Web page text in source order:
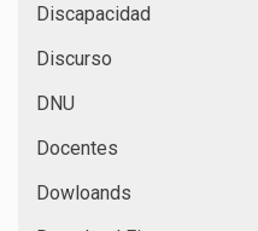
Discapacidad
Discurso
DNU
Docentes
Dowloands